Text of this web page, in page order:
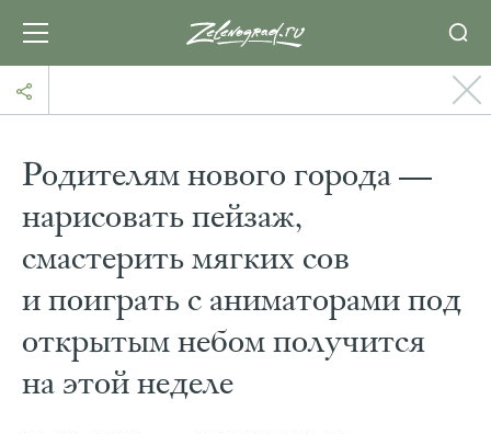
Родителям нового города —
нарисовать пейзаж,
смастерить мягких сов
и поиграть с аниматорами под
открытым небом получится
на этой неделе